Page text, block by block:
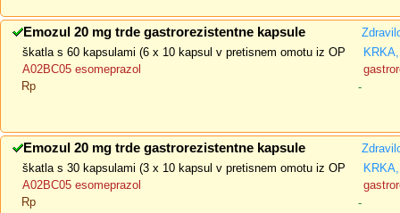
Emozul 20 mg trde gastrorezistentne kapsule
škatla s 60 kapsulami (6 x 10 kapsul v pretisnem omotu iz OP
A02BC05 esomeprazol
Rp
-
Emozul 20 mg trde gastrorezistentne kapsule
škatla s 30 kapsulami (3 x 10 kapsul v pretisnem omotu iz OP
A02BC05 esomeprazol
Rp
-